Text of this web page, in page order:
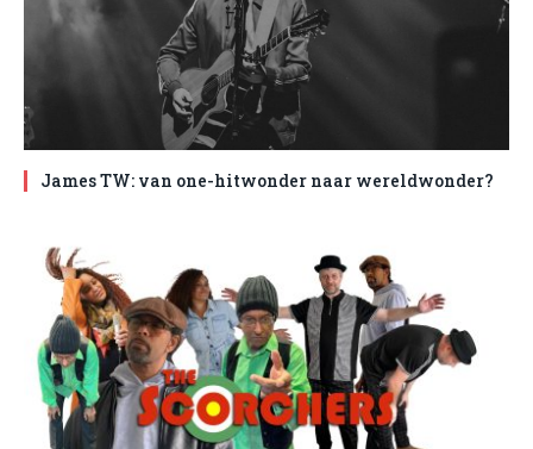
James TW: van one-hitwonder naar wereldwonder?